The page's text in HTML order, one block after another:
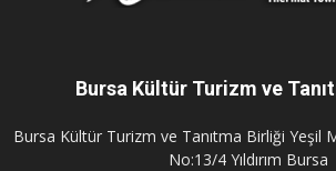
Bursa Kültür Turizm ve
Bursa Kültür Turizm ve Tanıtma Birliği Yeşil
No:13/4 Yıldırım Bursa